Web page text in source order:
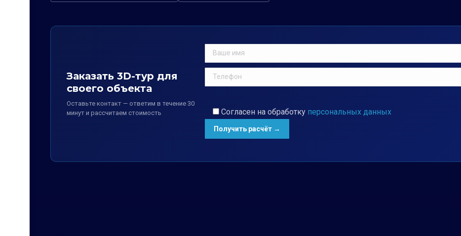
Заказать 3D-тур для
своего объекта
Оставьте контакт — ответим в течение 30
минут и рассчитаем стоимость
Согласен на обработку персональных данных